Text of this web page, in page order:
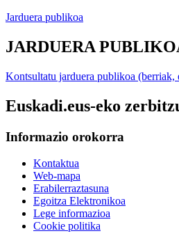
Jarduera publikoa
JARDUERA
Kontsultatu jarduera publikoa (berriak,
Euskadi.eus-eko
Informazio orokorra
Kontaktua
Web-mapa
Erabilerraztasuna
Egoitza Elektronikoa
Lege informazioa
Cookie politika